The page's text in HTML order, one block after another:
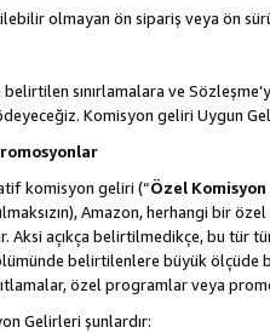
olmayan ön sipariş veya ön
sınırlamalara ve
Komisyon geliri Uygun
komisyon geliri (“Özel
Amazon, herhangi bir
Aksi açıkça belirtilmedikçe, bu tür
belirtilenlere büyük ölçüde
özel programlar veya
Gelirleri şunlardır: